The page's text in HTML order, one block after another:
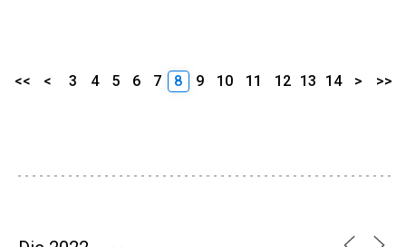
<< < 3 4 5 6 7 8 9 10 11 12 13 14 > >>